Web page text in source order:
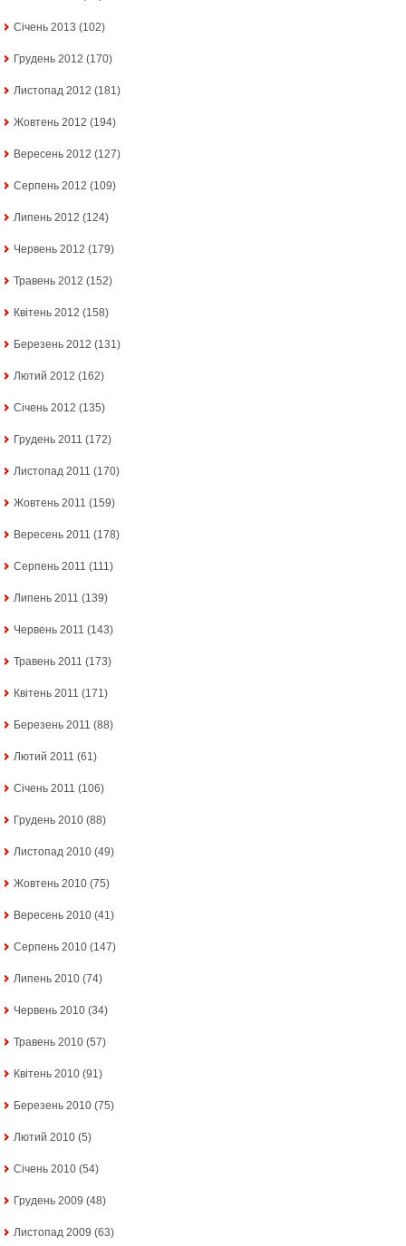
Січень 2013 (102)
Грудень 2012 (170)
Листопад 2012 (181)
Жовтень 2012 (194)
Вересень 2012 (127)
Серпень 2012 (109)
Липень 2012 (124)
Червень 2012 (179)
Травень 2012 (152)
Квітень 2012 (158)
Березень 2012 (131)
Лютий 2012 (162)
Січень 2012 (135)
Грудень 2011 (172)
Листопад 2011 (170)
Жовтень 2011 (159)
Вересень 2011 (178)
Серпень 2011 (111)
Липень 2011 (139)
Червень 2011 (143)
Травень 2011 (173)
Квітень 2011 (171)
Березень 2011 (88)
Лютий 2011 (61)
Січень 2011 (106)
Грудень 2010 (88)
Листопад 2010 (49)
Жовтень 2010 (75)
Вересень 2010 (41)
Серпень 2010 (147)
Липень 2010 (74)
Червень 2010 (34)
Травень 2010 (57)
Квітень 2010 (91)
Березень 2010 (75)
Лютий 2010 (5)
Січень 2010 (54)
Грудень 2009 (48)
Листопад 2009 (63)